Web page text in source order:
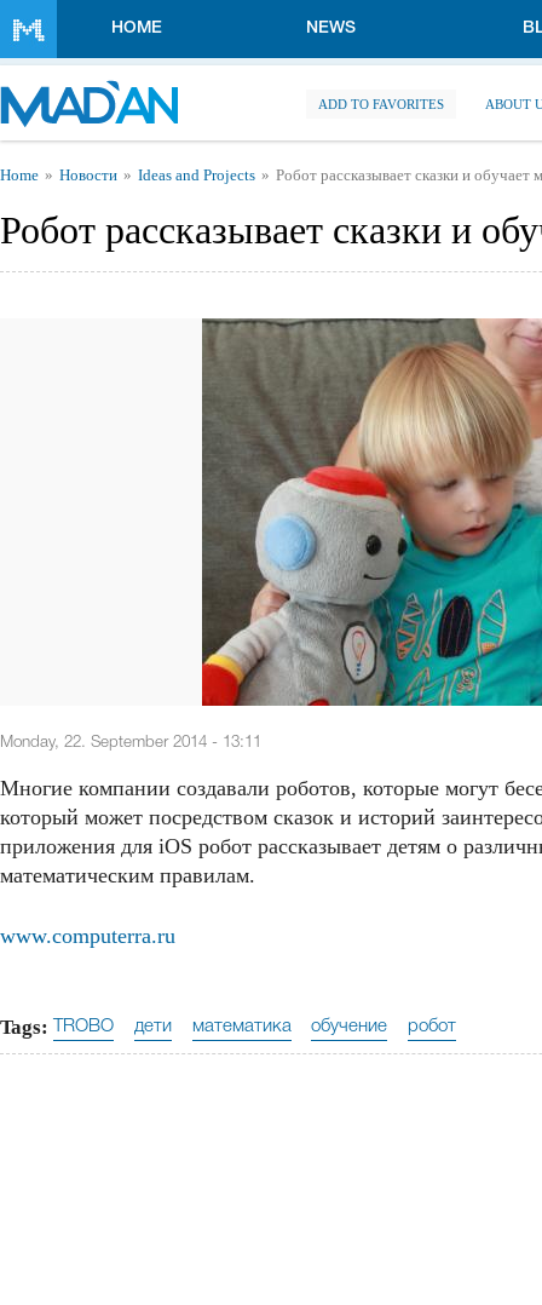
HOME NEWS
ADD TO FAVORITES ABOUT
You are here
Home Новости Ideas and Projects Робот рассказывает сказки и обучает
Робот рассказывает сказки и
Monday, 22. September 2014 - 13:11
Многие компании создавали роботов, которые могут
который может посредством сказок и историй
приложения для iOS робот рассказывает детям о
математическим правилам.
www.computerra.ru
Tags: TROBO дети математика обучение робот